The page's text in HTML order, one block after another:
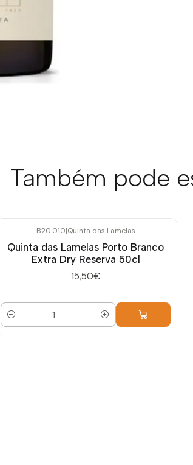
Também pode
B20.010|Quinta das Lamelas
Quinta das Lamelas Porto Branco
Extra Dry Reserva 50cl
15,50€
Quantidade